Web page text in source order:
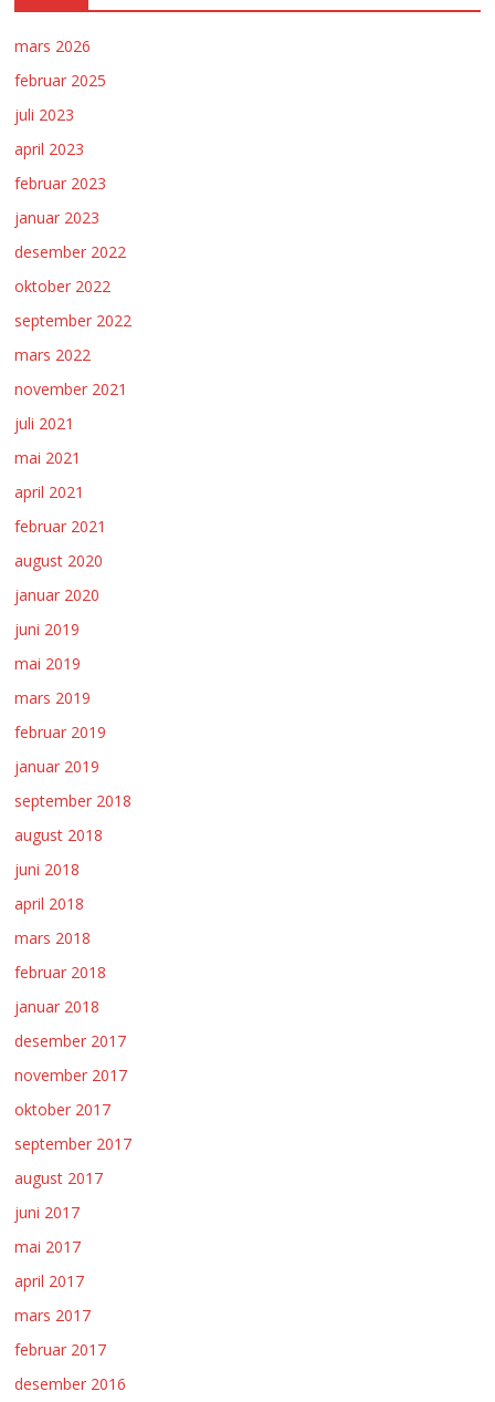
mars 2026
februar 2025
juli 2023
april 2023
februar 2023
januar 2023
desember 2022
oktober 2022
september 2022
mars 2022
november 2021
juli 2021
mai 2021
april 2021
februar 2021
august 2020
januar 2020
juni 2019
mai 2019
mars 2019
februar 2019
januar 2019
september 2018
august 2018
juni 2018
april 2018
mars 2018
februar 2018
januar 2018
desember 2017
november 2017
oktober 2017
september 2017
august 2017
juni 2017
mai 2017
april 2017
mars 2017
februar 2017
desember 2016